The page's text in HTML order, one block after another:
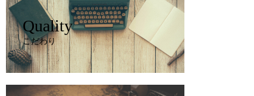
Quality
こだわり